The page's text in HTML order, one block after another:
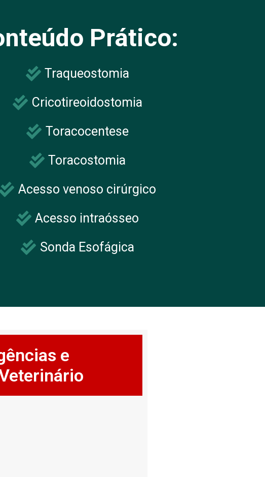
Prático:
Traqueostomia
Cricotireoidostomia
Toracocentese
Toracostomia
Acesso venoso cirúrgico
Acesso intraósseo
Sonda Esofágica
e